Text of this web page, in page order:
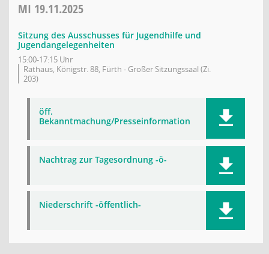
MI 19.11.2025
Sitzung des Ausschusses für Jugendhilfe und
Jugendangelegenheiten
15:00-17:15 Uhr
Rathaus, Königstr. 88, Fürth - Großer Sitzungssaal (Zi.
203)
öff.
Bekanntmachung/Presseinformation
Nachtrag zur Tagesordnung -ö-
Niederschrift -öffentlich-